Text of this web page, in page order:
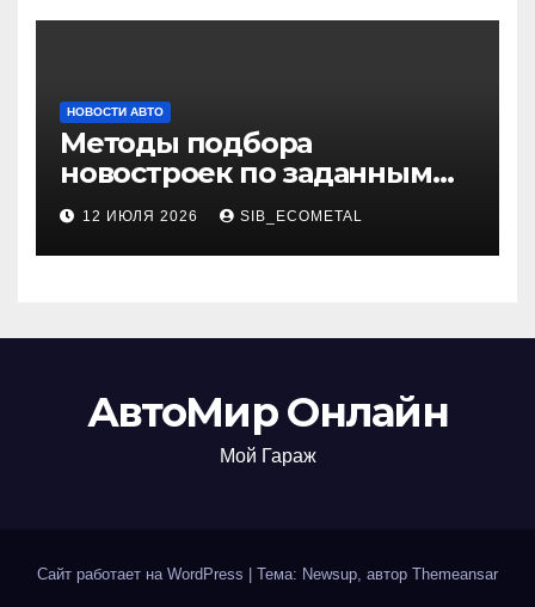
НОВОСТИ АВТО
Методы подбора
новостроек по заданным
критериям
12 ИЮЛЯ 2026 SIB_ECOMETAL
АвтоМир Онлайн
Мой Гараж
Сайт работает на WordPress Тема: Newsup, автор Themeansar